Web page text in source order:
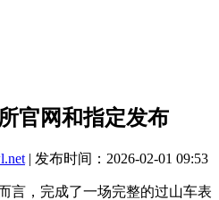
官网和指定发布
| 发布时间：2026-02-01 09:53
，完成了一场完整的过山车表